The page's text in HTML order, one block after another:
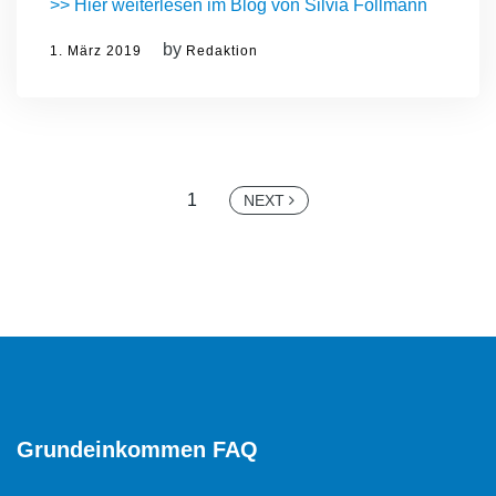
>> Hier weiterlesen im Blog von Silvia Follmann
1. März 2019 by Redaktion
Seitennummerierung
1 NEXT
Grundeinkommen FAQ